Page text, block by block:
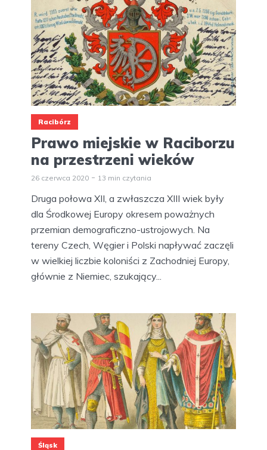
Racibórz
Prawo miejskie w Raciborzu
na przestrzeni wieków
26 czerwca 2020 13 min czytania
Druga połowa XII, a zwłaszcza XIII wiek były
dla Środkowej Europy okresem poważnych
przemian demograficzno-ustrojowych. Na
tereny Czech, Węgier i Polski napływać zaczęli
w wielkiej liczbie koloniści z Zachodniej Europy,
głównie z Niemiec, szukający...
Śląsk